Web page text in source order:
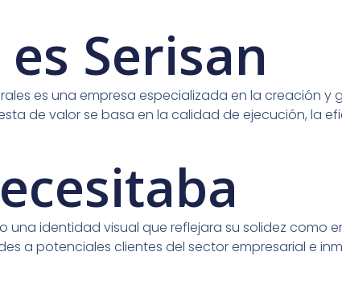
Serisan
es una empresa especializada en la creación
de valor se basa en la calidad de ejecución, la
una identidad visual que reflejara su solidez
a potenciales clientes del sector empresarial e